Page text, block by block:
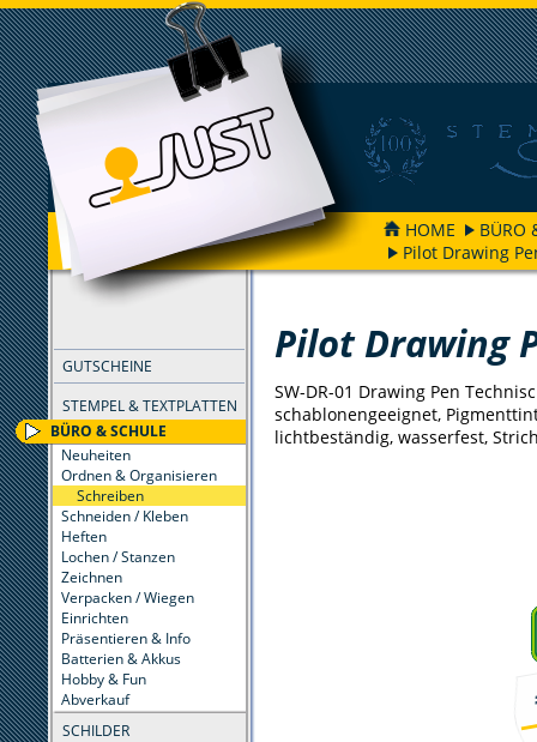
HOME
BÜRO
Pilot Drawing
GUTSCHEINE
STEMPEL & TEXTPLATTEN
BÜRO & SCHULE
Neuheiten
Ordnen & Organisieren
Schreiben
Schneiden / Kleben
Heften
Lochen / Stanzen
Zeichnen
Verpacken / Wiegen
Einrichten
Präsentieren & Info
Batterien & Akkus
Hobby & Fun
Abverkauf
SCHILDER
FILTER
Pilot Drawing
SW-DR-01 Drawing Pen
schablonengeeignet,
lichtbeständig, wasserfest,